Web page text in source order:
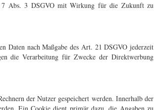
7 Abs. 3 DSGVO mit Wirkung für die Zukunft zu
Daten nach Maßgabe des Art. 21 DSGVO jederzeit
die Verarbeitung für Zwecke der Direktwerbung
der Nutzer gespeichert werden. Innerhalb der